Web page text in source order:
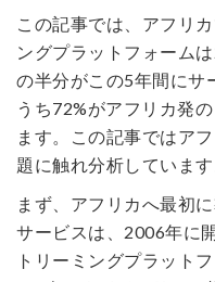
この記事では、アフリ
ングプラットフォーム
の半分がこの5年間にサ
うち72%がアフリカ発
ます。この記事ではア
題に触れ分析しています
まず、アフリカへ最初
サービスは、2006年に
トリーミングプラット